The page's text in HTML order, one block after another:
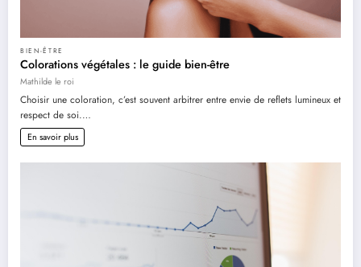
BIEN-ÊTRE
Colorations végétales : le guide bien-être
Mathilde le roi
Choisir une coloration, c’est souvent arbitrer entre envie de reflets lumineux et
respect de soi.…
En savoir plus